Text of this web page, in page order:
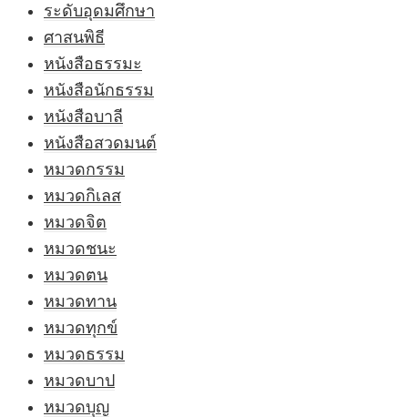
ระดับอุดมศึกษา
ศาสนพิธี
หนังสือธรรมะ
หนังสือนักธรรม
หนังสือบาลี
หนังสือสวดมนต์
หมวดกรรม
หมวดกิเลส
หมวดจิต
หมวดชนะ
หมวดตน
หมวดทาน
หมวดทุกข์
หมวดธรรม
หมวดบาป
หมวดบุญ